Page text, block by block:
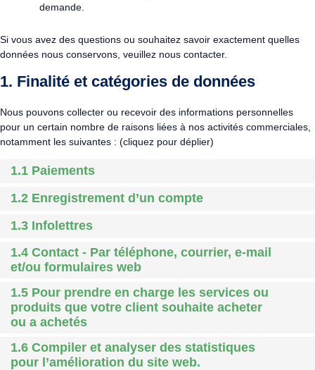
demande.
Si vous avez des questions ou souhaitez savoir exactement quelles
données nous conservons, veuillez nous contacter.
1. Finalité et catégories de données
Nous pouvons collecter ou recevoir des informations personnelles
pour un certain nombre de raisons liées à nos activités commerciales,
notamment les suivantes : (cliquez pour déplier)
1.1 Paiements
1.2 Enregistrement d’un compte
1.3 Infolettres
1.4 Contact - Par téléphone, courrier, e-mail
et/ou formulaires web
1.5 Pour prendre en charge les services ou
produits que votre client souhaite acheter
ou a achetés
1.6 Compiler et analyser des statistiques
pour l’amélioration du site web.